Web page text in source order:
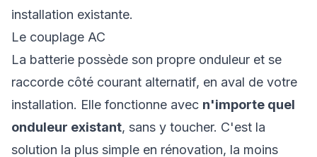
installation existante.
Le couplage AC
La batterie possède son propre onduleur et se
raccorde côté courant alternatif, en aval de votre
installation. Elle fonctionne avec n'importe quel
onduleur existant, sans y toucher. C'est la
solution la plus simple en rénovation, la moins